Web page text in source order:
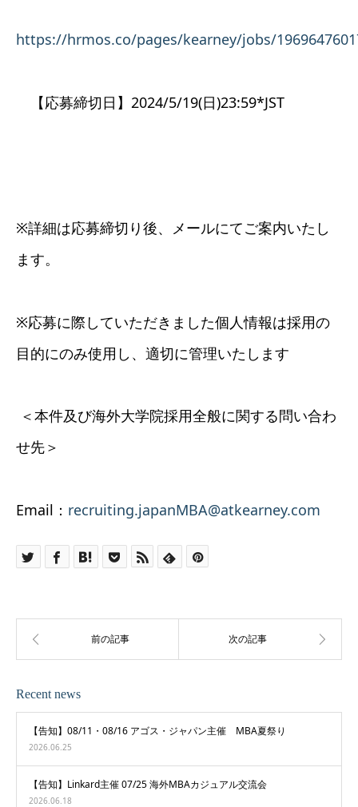
https://hrmos.co/pages/kearney/jobs/
【応募締切日】2024/5/19(日)23:59*JST
※詳細は応募締切り後、メールにてご案内いたし
ます。
※応募に際していただきました個人情報は採用の
目的にのみ使用し、適切に管理いたします
＜本件及び海外大学院採用全般に関する問い合わ
せ先＞
Email： recruiting.japanMBA@atkearney.com
Recent news
【告知】08/11・08/16 アゴス・ジャパン主催 MBA夏祭り
2026.06.25
【告知】Linkard主催 07/25 海外MBAカジュアル交流会
2026.06.18